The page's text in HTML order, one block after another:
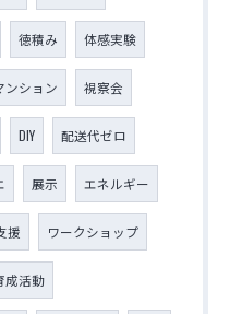
徳積み 体感実験
ンション 視察会
DIY 配送代ゼロ
展示 エネルギー
援 ワークショップ
成活動